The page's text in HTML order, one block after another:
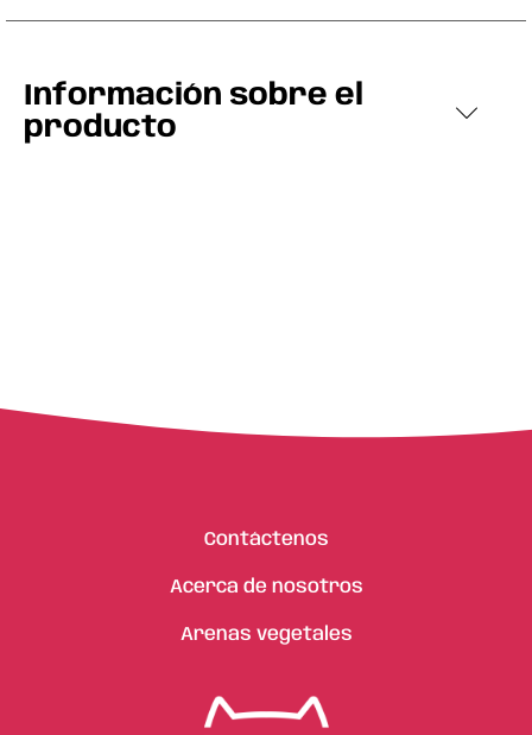
Información sobre el
producto
Contáctenos
Acerca de nosotros
Arenas vegetales